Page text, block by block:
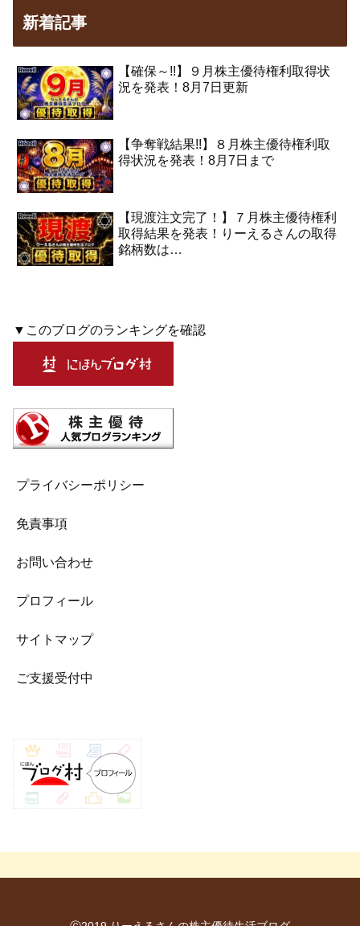
新着記事
【確保～!!】９月株主優待権利取得状
況を発表！8月7日更新
【争奪戦結果!!】８月株主優待権利取
得状況を発表！8月7日まで
【現渡注文完了！】７月株主優待権利
取得結果を発表！りーえるさんの取得
銘柄数は…
▼このブログのランキングを確認
プライバシーポリシー
免責事項
お問い合わせ
プロフィール
サイトマップ
ご支援受付中